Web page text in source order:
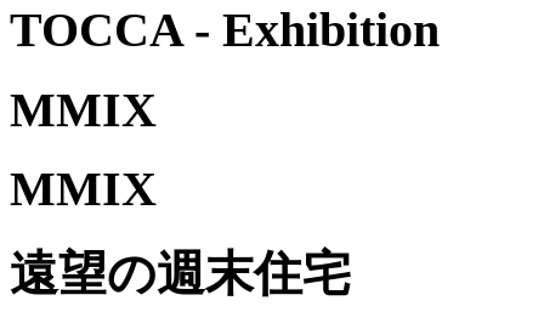
TOCCA - Exhibition
MMIX
MMIX
遠望の週末住宅